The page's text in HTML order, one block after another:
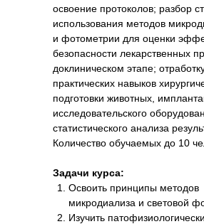
освоение протоколов; разбор
использования методов
и фотометрии для оценки
безопасности лекарственных
доклиническом этапе;
практических навыков
подготовки животных,
исследовательского
статистического анализа
Количество обучаемых до 10
Задачи курса:
Освоить принципы методов
микродиализа и световой
Изучить